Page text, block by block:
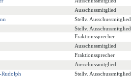
Ausschussmitglied
Stellv. Ausschussmitglied
Stellv. Ausschussmitglied
Fraktionssprecher
Ausschussmitglied
Fraktionssprecher
Ausschussmitglied
Rudolph
Stellv. Ausschussmitglied